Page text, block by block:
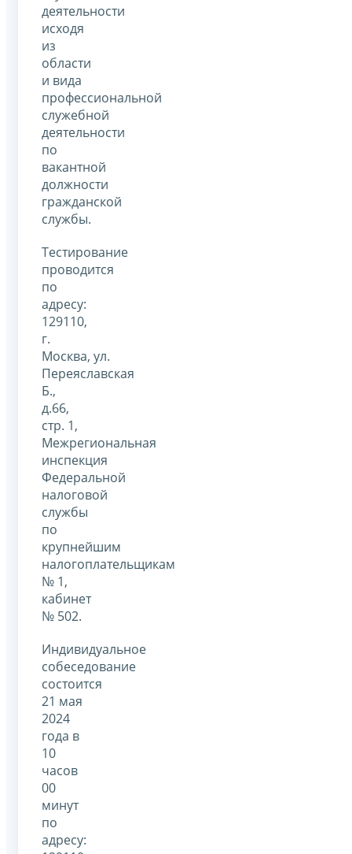
деятельности
исходя
из
области
и вида
профессиональной
служебной
деятельности
по
вакантной
должности
гражданской
службы.
Тестирование
проводится
по
адресу:
129110,
г.
Москва, ул.
Переяславская
Б.,
д.66,
стр. 1,
Межрегиональная
инспекция
Федеральной
налоговой
службы
по
крупнейшим
налогоплательщикам
№ 1,
кабинет
№ 502.
Индивидуальное
собеседование
состоится
21 мая
2024
года в
10
часов
00
минут
по
адресу: